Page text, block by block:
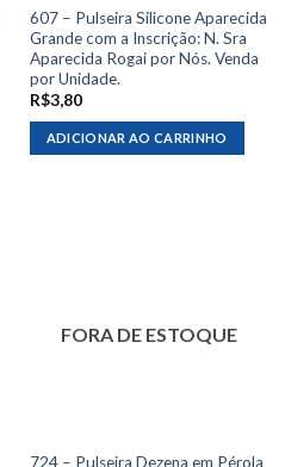
607 – Pulseira Silicone Aparecida
Grande com a Inscrição: N. Sra
Aparecida Rogai por Nós. Venda
por Unidade.
R$3,80
ADICIONAR AO CARRINHO
FORA DE ESTOQUE
724 – Pulseira Dezena em Pérola